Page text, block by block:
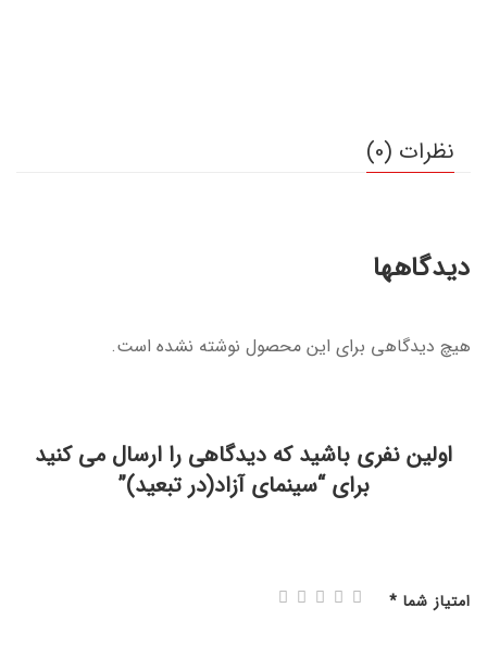
نظرات (0)
دیدگاهها
هیچ دیدگاهی برای این محصول نوشته نشده است.
اولین نفری باشید که دیدگاهی را ارسال می کنید
برای “سینمای آزاد(در تبعید)”
امتیاز شما *